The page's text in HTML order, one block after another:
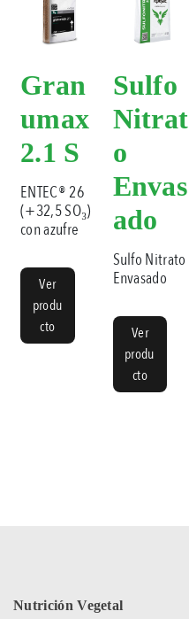
Gran
umax
2.1 S
ENTEC® 26
(+32,5 SO₃)
con azufre
Ver
produ
cto
Sulfo
Nitrat
o
Envas
ado
Sulfo Nitrato
Envasado
Ver
produ
cto
Nutrición Vegetal